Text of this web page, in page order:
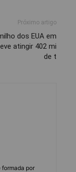
Próximo artigo
dos EUA em
atingir 402 mi
de t
formada por